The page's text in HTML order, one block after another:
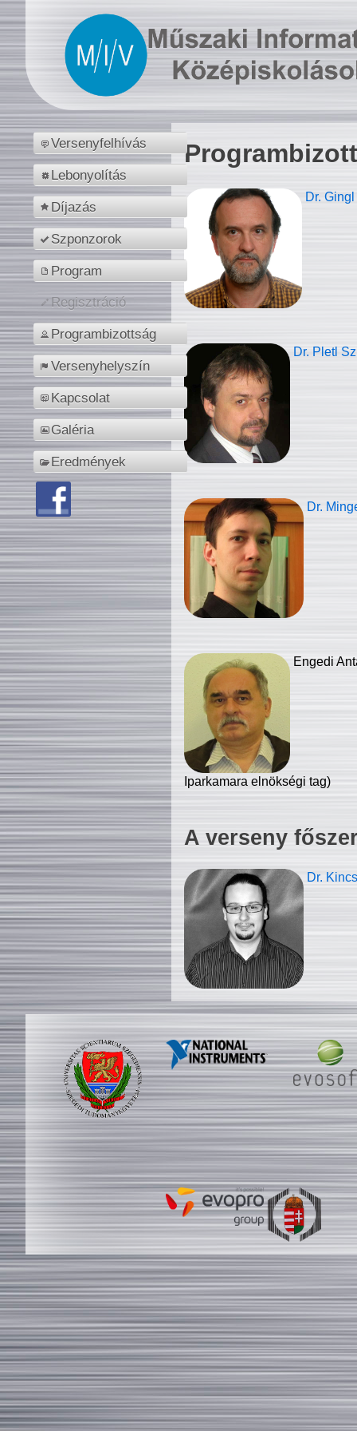
Versenyfelhívás
Lebonyolítás
Díjazás
Szponzorok
Program
Regisztráció
Programbizottság
Versenyhelyszín
Kapcsolat
Galéria
Eredmények
Dr.
Dr. Pletl
Dr.
Engedi
Iparkamara elnökségi tag)
A verseny
Dr.